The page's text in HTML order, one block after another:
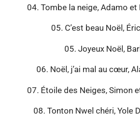
04. Tombe la neige, Adamo et
05. C’est beau Noël,
05. Joyeux Noël,
06. Noël, j’ai mal au cœur,
07. Étoile des Neiges, Simon
08. Tonton Nwel chéri, Yole